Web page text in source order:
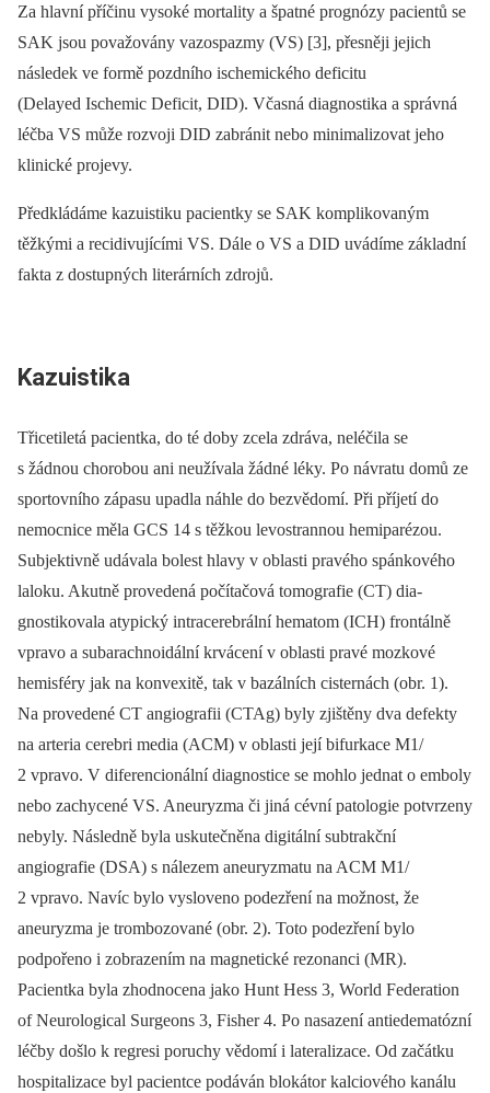
Za hlavní příčinu vysoké mortality a špatné prognózy pacientů se
SAK jsou považovány vazospazmy (VS) [3], přesněji jejich
následek ve formě pozdního ischemického deficitu
(Delayed Ischemic Deficit, DID). Včasná dia­gnostika a správná
léčba VS může rozvoji DID zabránit nebo minimalizovat jeho
klinické projevy.
Předkládáme kazuistiku pacientky se SAK komplikovaným
těžkými a recidivujícími VS. Dále o VS a DID uvádíme základní
fakta z dostupných literárních zdrojů.
Kazuistika
Třicetiletá pacientka, do té doby zcela zdráva, neléčila se
s žádnou chorobou ani neužívala žádné léky. Po návratu domů ze
sportovního zápasu upadla náhle do bezvědomí. Při příjetí do
nemocnice měla GCS 14 s těžkou levostrannou hemiparézou.
Subjektivně udávala bolest hlavy v oblasti pravého spánkového
laloku. Akutně provedená počítačová tomografie (CT) dia­
gnostikovala atypický intracerebrální hematom (ICH) frontálně
vpravo a subarachnoidální krvácení v oblasti pravé mozkové
hemisféry jak na konvexitě, tak v bazálních cisternách (obr. 1).
Na provedené CT angiografii (CTAg) byly zjištěny dva defekty
na arteria cerebri media (ACM) v oblasti její bifurkace M1/
2 vpravo. V diferencionální dia­gnostice se mohlo jednat o emboly
nebo zachycené VS. Aneuryzma či jiná cévní patologie potvrzeny
nebyly. Následně byla uskutečněna digitální subtrakční
angiografie (DSA) s nálezem aneuryzmatu na ACM M1/
2 vpravo. Navíc bylo vysloveno podezření na možnost, že
aneuryzma je trombozované (obr. 2). Toto podezření bylo
podpořeno i zobrazením na magnetické rezonanci (MR).
Pacientka byla zhodnocena jako Hunt Hess 3, World Federation
of Neurological Surgeons 3, Fisher 4. Po nasazení antiedematózní
léčby došlo k regresi poruchy vědomí i lateralizace. Od začátku
hospitalizace byl pacientce podáván blokátor kalciového kanálu